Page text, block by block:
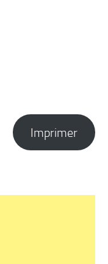
Imprimer